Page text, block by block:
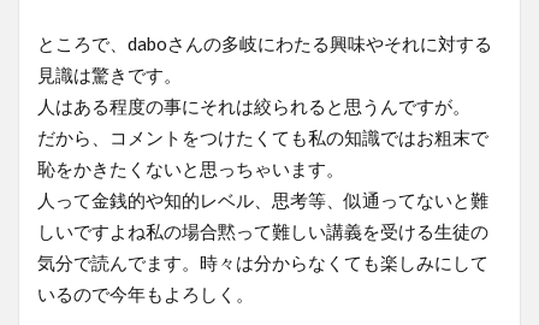
ところで、daboさんの多岐にわたる興味やそれに対する
見識は驚きです。
人はある程度の事にそれは絞られると思うんですが。
だから、コメントをつけたくても私の知識ではお粗末で
恥をかきたくないと思っちゃいます。
人って金銭的や知的レベル、思考等、似通ってないと難
しいですよね私の場合黙って難しい講義を受ける生徒の
気分で読んでます。時々は分からなくても楽しみにして
いるので今年もよろしく。